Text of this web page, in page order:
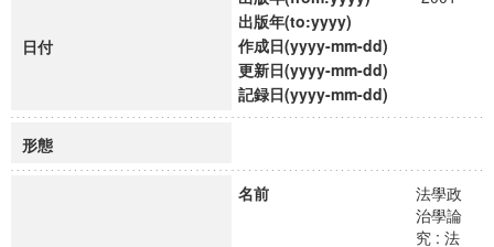
日付
出版年(to:yyyy)
作成日(yyyy-mm-dd)
更新日(yyyy-mm-dd)
記録日(yyyy-mm-dd)
形態
名前
法學政
治學論
究 : 法